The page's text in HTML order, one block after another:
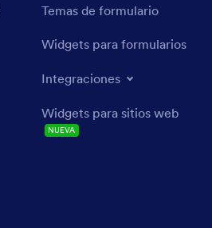
Temas de formulario
Widgets para formularios
Integraciones
Widgets para sitios web
NUEVA